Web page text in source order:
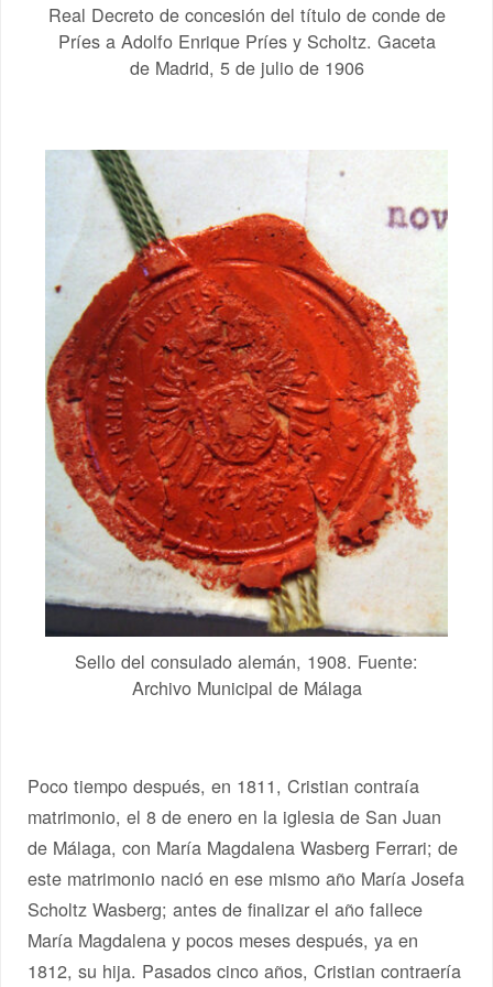
Real Decreto de concesión del título de conde de
Príes a Adolfo Enrique Príes y Scholtz. Gaceta
de Madrid, 5 de julio de 1906
Sello del consulado alemán, 1908. Fuente:
Archivo Municipal de Málaga
Poco tiempo después, en 1811, Cristian contraía
matrimonio, el 8 de enero en la iglesia de San Juan
de Málaga, con María Magdalena Wasberg Ferrari; de
este matrimonio nació en ese mismo año María Josefa
Scholtz Wasberg; antes de finalizar el año fallece
María Magdalena y pocos meses después, ya en
1812, su hija. Pasados cinco años, Cristian contraería